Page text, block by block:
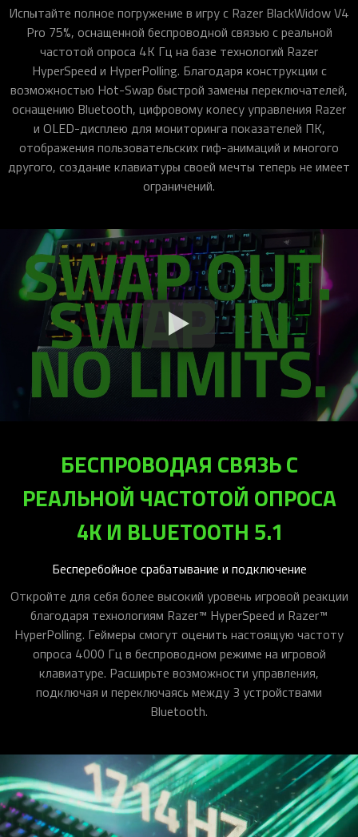
Испытайте полное погружение в игру с Razer BlackWidow V4
Pro 75%, оснащенной беспроводной связью с реальной
частотой опроса 4K Гц на базе технологий Razer
HyperSpeed и HyperPolling. Благодаря конструкции с
возможностью Hot-Swap быстрой замены переключателей,
оснащению Bluetooth, цифровому колесу управления Razer
и OLED-дисплею для мониторинга показателей ПК,
отображения пользовательских гиф-анимаций и многого
другого, создание клавиатуры своей мечты теперь не имеет
ограничений.
БЕСПРОВОДАЯ СВЯЗЬ С
РЕАЛЬНОЙ ЧАСТОТОЙ ОПРОСА
4K И BLUETOOTH 5.1
Бесперебойное срабатывание и подключение
Откройте для себя более высокий уровень игровой реакции
благодаря технологиям Razer™ HyperSpeed и Razer™
HyperPolling. Геймеры смогут оценить настоящую частоту
опроса 4000 Гц в беспроводном режиме на игровой
клавиатуре. Расширьте возможности управления,
подключая и переключаясь между 3 устройствами
Bluetooth.